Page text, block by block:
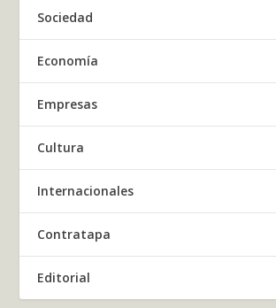
Sociedad
Economía
Empresas
Cultura
Internacionales
Contratapa
Editorial